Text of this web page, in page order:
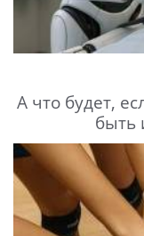
А что будет,
быть